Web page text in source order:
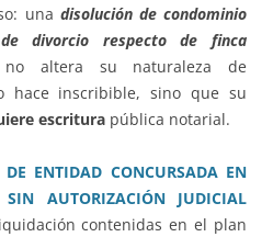
una disolución de condominio
divorcio respecto de finca
altera su naturaleza de
hace inscribible, sino que su
escritura pública notarial.
ENTIDAD CONCURSADA EN
AUTORIZACIÓN JUDICIAL
contenidas en el plan